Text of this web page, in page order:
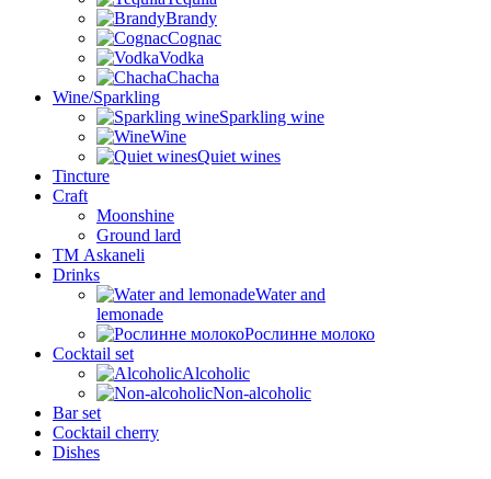
Brandy
Cognac
Vodka
Chacha
Wine/Sparkling
Sparkling wine
Wine
Quiet wines
Tincture
Craft
Moonshine
Ground lard
ТМ Askaneli
Drinks
Water and
lemonade
Рослинне молоко
Cocktail set
Alcoholic
Non-alcoholic
Bar set
Cocktail cherry
Dishes